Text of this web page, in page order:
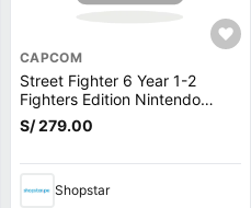
CAPCOM
Street Fighter 6 Year 1-2
Fighters Edition Nintendo
Switch 2 Latam
S/ 279.00
Shopstar